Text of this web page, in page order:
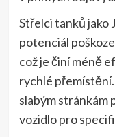
Střelci tanků jako
potenciál
což je činí méně
rychlé
slabým stránkám
vozidlo pro